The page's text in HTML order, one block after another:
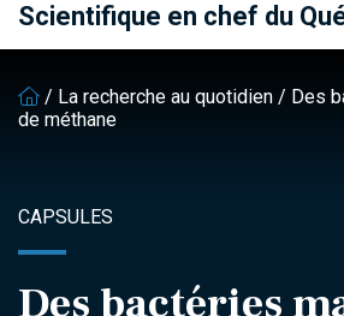
Scientifique en chef du
/ La recherche au quotidien / Des
de méthane
CAPSULES
Des bactéries